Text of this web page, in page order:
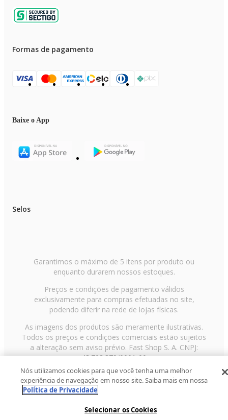
Formas de pagamento
Baixe o App
Selos
Garantimos o máximo de 5 itens por produto ou
enquanto durarem nossos estoques.
Preços e condições de pagamento válidos
exclusivamente para compras efetuadas no site,
podendo diferir na rede de lojas físicas.
As imagens dos produtos são meramente ilustrativas.
Todos os preços e condições comerciais estão sujeitos
a alteração sem aviso prévio. Fast Shop S. A. CNPJ:
43.708.379/0001-00
Avenida Zaki Narchi, nº 1650, sobreloja, Carandiru, São
Paulo/SP, CEP 02029-001, Telefone: 11 3003-3728 ©
2013 Fast Shop - Todos os direitos reservados
Nós utilizamos cookies para que você tenha uma melhor
experiência de navegação em nosso site. Saiba mais em nossa
Política de Privacidade
Selecionar os Cookies